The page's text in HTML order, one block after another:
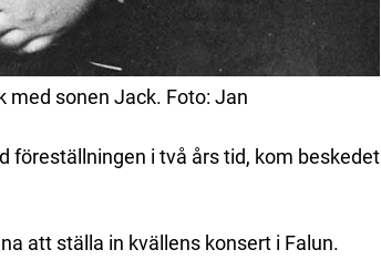
med sonen Jack. Foto: Jan
föreställningen i två års tid, kom beskedet
att ställa in kvällens konsert i Falun.